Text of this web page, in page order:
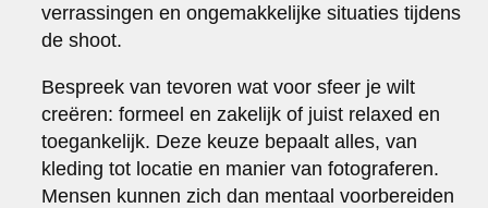
verrassingen en ongemakkelijke situaties tijdens
de shoot.
Bespreek van tevoren wat voor sfeer je wilt
creëren: formeel en zakelijk of juist relaxed en
toegankelijk. Deze keuze bepaalt alles, van
kleding tot locatie en manier van fotograferen.
Mensen kunnen zich dan mentaal voorbereiden